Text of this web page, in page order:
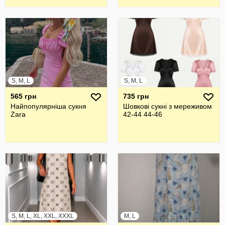
S, M, L
565 грн
Найпопулярніша сукня
Zara
S, M, L
735 грн
Шовкові сукні з мереживом
42-44 44-46
S, M, L, XL, XXL, XXXL M, L